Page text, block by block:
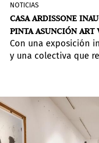
NOTICIAS
CASA ARDISSONE
PINTA ASUNCIÓN ART
Con una exposición
y una colectiva que